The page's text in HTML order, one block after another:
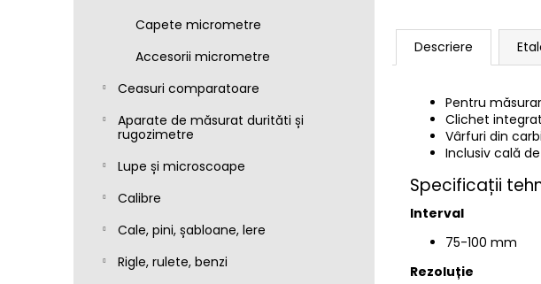
Capete micrometre
Accesorii micrometre
Ceasuri comparatoare
Aparate de măsurat durităti și
rugozimetre
Lupe și microscoape
Calibre
Cale, pini, șabloane, lere
Rigle, rulete, benzi
Descriere
Pentru
Clichet
Vârfuri din
Inclusiv cală
Specificații
Interval
75-100 mm
Rezoluție